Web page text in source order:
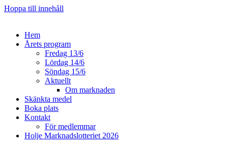
Hoppa till innehåll
Hem
Årets program
Fredag 13/6
Lördag 14/6
Söndag 15/6
Aktuellt
Om marknaden
Skänkta medel
Boka plats
Kontakt
För medlemmar
Holje Marknadslotteriet 2026